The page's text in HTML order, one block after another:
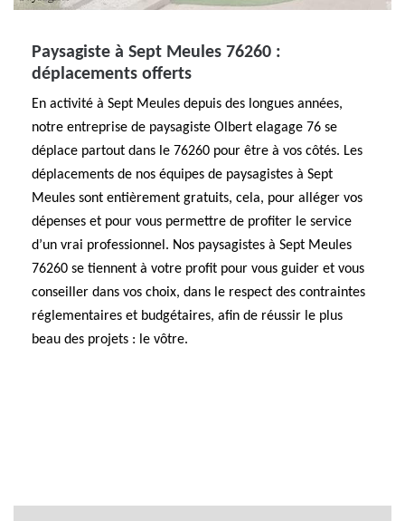
Paysagiste à Sept Meules 76260 :
déplacements offerts
En activité à Sept Meules depuis des longues années,
notre entreprise de paysagiste Olbert elagage 76 se
déplace partout dans le 76260 pour être à vos côtés. Les
déplacements de nos équipes de paysagistes à Sept
Meules sont entièrement gratuits, cela, pour alléger vos
dépenses et pour vous permettre de profiter le service
d’un vrai professionnel. Nos paysagistes à Sept Meules
76260 se tiennent à votre profit pour vous guider et vous
conseiller dans vos choix, dans le respect des contraintes
réglementaires et budgétaires, afin de réussir le plus
beau des projets : le vôtre.